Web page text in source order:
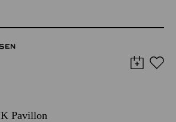
Pavillon